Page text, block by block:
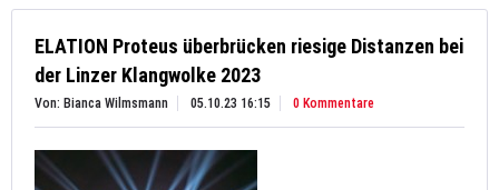
ELATION Proteus überbrücken riesige Distanzen bei
der Linzer Klangwolke 2023
Von: Bianca Wilmsmann 05.10.23 16:15 0 Kommentare